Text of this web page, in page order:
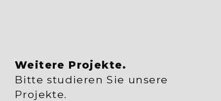
Weitere Projekte.
Bitte studieren Sie unsere
Projekte.